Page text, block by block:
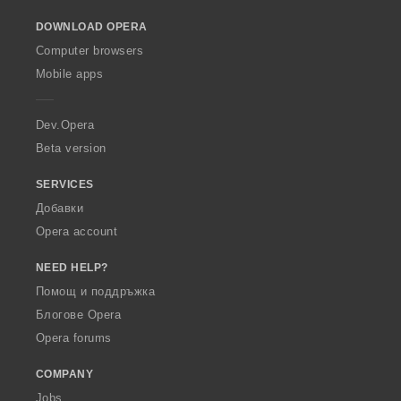
w
O
p
a
DOWNLOAD OPERA
Computer browsers
Mobile apps
Dev.Opera
Beta version
SERVICES
Добавки
Opera account
NEED HELP?
Помощ и поддръжка
Блогове Opera
Opera forums
COMPANY
Jobs